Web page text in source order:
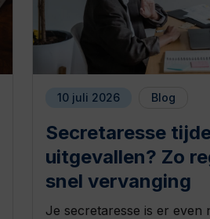
10 juli 2026 Blog
Secretaresse
uitgevallen? Zo
snel vervanging
Je secretaresse is er even